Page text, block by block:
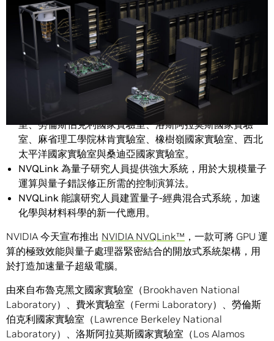
NVIDIA NVQLink 高速互連串連量子處理器與全球頂尖的
超級運算實驗室，包括布魯克黑文國家實驗室、費米實驗
室、勞倫斯伯克利國家實驗室、洛斯阿拉莫斯國家實驗
室、麻省理工學院林肯實驗室、橡樹嶺國家實驗室、西北
太平洋國家實驗室與桑迪亞國家實驗室。
NVQLink 為量子研究人員提供強大系統，用於大規模量子
運算與量子錯誤修正所需的控制演算法。
NVQLink 能讓研究人員建置量子-經典混合式系統，加速
化學與材料科學的新一代應用。
NVIDIA 今天宣布推出 NVIDIA NVQLink™ ，一款可將 GPU 運
算的極致效能與量子處理器緊密結合的開放式系統架構，用
於打造加速量子超級電腦。
由來自布魯克黑文國家實驗室（Brookhaven National
Laboratory）、費米實驗室（Fermi Laboratory）、勞倫斯
伯克利國家實驗室（Lawrence Berkeley National
Laboratory）、洛斯阿拉莫斯國家實驗室（Los Alamos